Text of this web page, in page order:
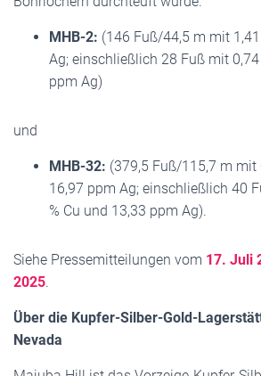
MHB-2: (146 Fuß/44,5 m mit
Ag; einschließlich 28 Fuß mit 0,74
ppm Ag)
und
MHB-32: (379,5 Fuß/115,7 m mit
16,97 ppm Ag; einschließlich 40
% Cu und 13,33 ppm Ag).
Siehe Pressemitteilungen vom 17. Juli
2025.
Über die Kupfer-Silber-Gold-
Nevada